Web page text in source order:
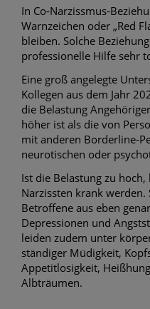
In Co-Narzissmus-
Warnzeichen oder „Red
bleiben. Solche
professionelle Hilfe sehr
Eine groß angelegte
Kollegen aus dem Jahr
die Belastung
höher ist als die von
mit anderen Borderline-
neurotischen oder
Ist die Belastung zu
Narzissten krank
Betroffene aus eben
Depressionen und
leiden zudem unter
ständiger Müdigkeit,
Appetitlosigkeit,
Albträumen.